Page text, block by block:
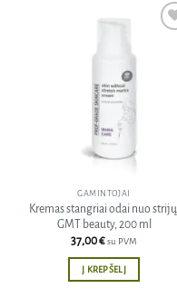
GAMINTOJAI
Kremas stangriai odai nuo strijų,
GMT beauty, 200 ml
37,00€su PVM
Į KREPŠELĮ